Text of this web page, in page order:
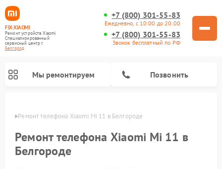
FIX-XIAOMI
Ремонт устройств Xiaomi
Специализированный
cервисный центр г.
Белгород
+7 (800) 301-55-83
Ежедневно, с 10:00 до 20:00
+7 (800) 301-55-83
Звонок бесплатный по РФ
Мы ремонтируем Позвонить
Ремонт телефона Xiaomi Mi 11 в Белгороде
Ремонт телефона Xiaomi Mi 11 в
Белгороде